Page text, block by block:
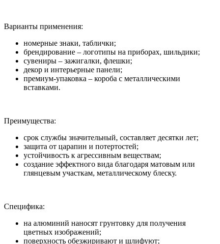
Варианты применения:
номерные знаки, таблички;
брендирование – логотипы на приборах, шильдики;
сувениры – зажигалки, флешки;
декор и интерьерные панели;
премиум-упаковка – короба с металлическими
вставками.
Преимущества:
срок службы значительный, составляет десятки лет;
защита от царапин и потертостей;
устойчивость к агрессивным веществам;
создание эффектного вида благодаря матовым или
глянцевым участкам, металлическому блеску.
Специфика:
на алюминий наносят грунтовку для получения
цветных изображений;
поверхность обезжиривают и шлифуют;